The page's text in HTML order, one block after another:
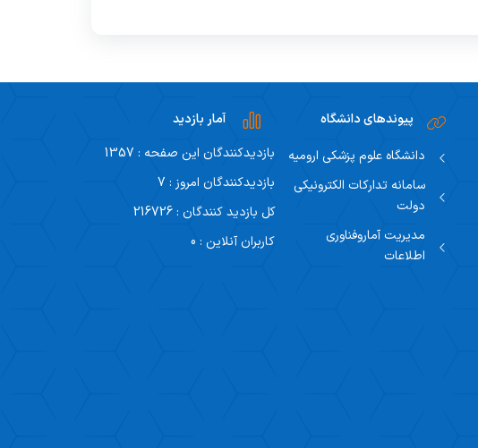
پیوندهای دانشگاه
دانشگاه علوم پزشکی ارومیه
سامانه تدارکات الکترونیکی
دولت
مدیریت آماروفناوری
اطلاعات
آمار بازدید
بازدیدکنندگان این صفحه : 1357
بازدیدکنندگان امروز : 7
کل بازدید کنندگان : 216726
کاربران آنلاین : 0